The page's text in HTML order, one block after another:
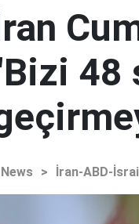
48
> İran-ABD-